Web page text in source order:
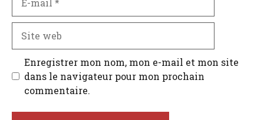
mail
web
Enregistrer mon nom, mon e-mail et mon site
dans le navigateur pour mon prochain
commentaire.